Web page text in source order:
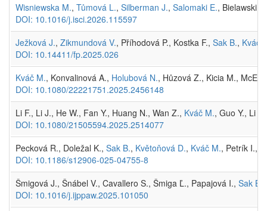
Wisniewska M., Tůmová L., Silberman J., Salomaki E., Bielawski
DOI: 10.1016/j.isci.2026.115597
Ježková J., Zikmundová V., Příhodová P., Kostka F., Sak B., Kváč
DOI: 10.14411/fp.2025.026
Kváč M., Konvalinová A., Holubová N., Hůzová Z., Kicia M.,
DOI: 10.1080/22221751.2025.2456148
Li F., Li J., He W., Fan Y., Huang N., Wan Z., Kváč M., Guo Y., Li
DOI: 10.1080/21505594.2025.2514077
Pecková R., Doležal K., Sak B., Květoňová D., Kváč M., Petrík I.,
DOI: 10.1186/s12906-025-04755-8
Šmigová J., Šnábel V., Cavallero S., Šmiga Ľ., Papajová I., Sak B.
DOI: 10.1016/j.ijppaw.2025.101050